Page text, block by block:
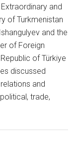
and
of Turkmenistan
and the
of Foreign
of Türkiye
discussed
and
trade,